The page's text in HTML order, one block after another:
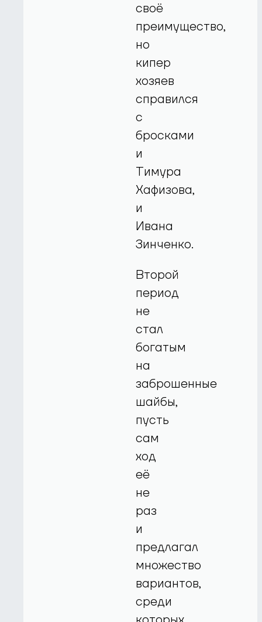
своё
преимущество,
но
кипер
хозяев
справился
с
бросками
и
Тимура
Хафизова,
и
Ивана
Зинченко.
Второй
период
не
стал
богатым
на
заброшенные
шайбы,
пусть
сам
ход
её
не
раз
и
предлагал
множество
вариантов,
среди